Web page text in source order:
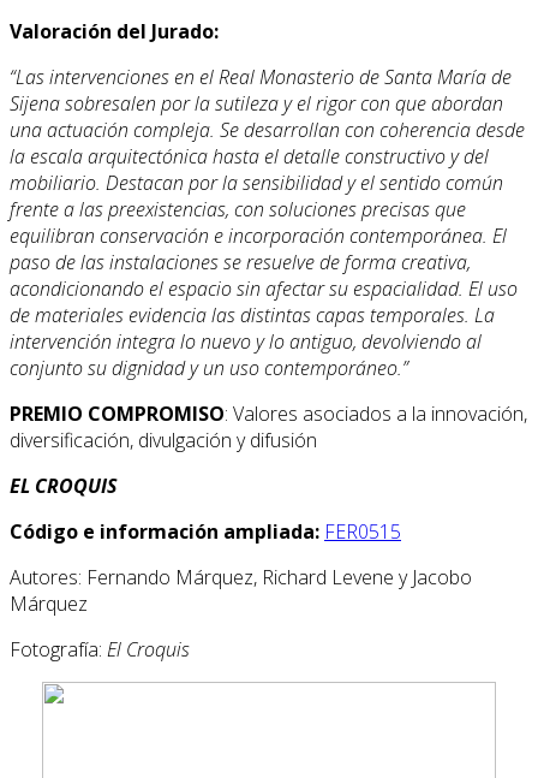
Valoración del Jurado:
“Las intervenciones en el Real Monasterio de Santa María de
Sijena sobresalen por la sutileza y el rigor con que abordan
una actuación compleja. Se desarrollan con coherencia desde
la escala arquitectónica hasta el detalle constructivo y del
mobiliario. Destacan por la sensibilidad y el sentido común
frente a las preexistencias, con soluciones precisas que
equilibran conservación e incorporación contemporánea. El
paso de las instalaciones se resuelve de forma creativa,
acondicionando el espacio sin afectar su espacialidad. El uso
de materiales evidencia las distintas capas temporales. La
intervención integra lo nuevo y lo antiguo, devolviendo al
conjunto su dignidad y un uso contemporáneo.”
PREMIO COMPROMISO: Valores asociados a la innovación,
diversificación, divulgación y difusión
EL CROQUIS
Código e información ampliada: FER0515
Autores: Fernando Márquez, Richard Levene y Jacobo
Márquez
Fotografía: El Croquis